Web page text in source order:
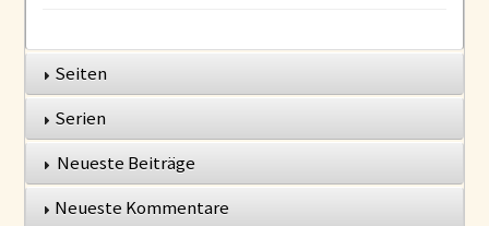
Seiten
Serien
Neueste Beiträge
Neueste Kommentare